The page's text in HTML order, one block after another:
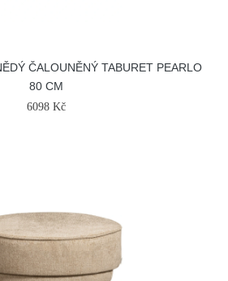
ČALOUNĚNÝ TABURET PEARLO
80 CM
6098 Kč